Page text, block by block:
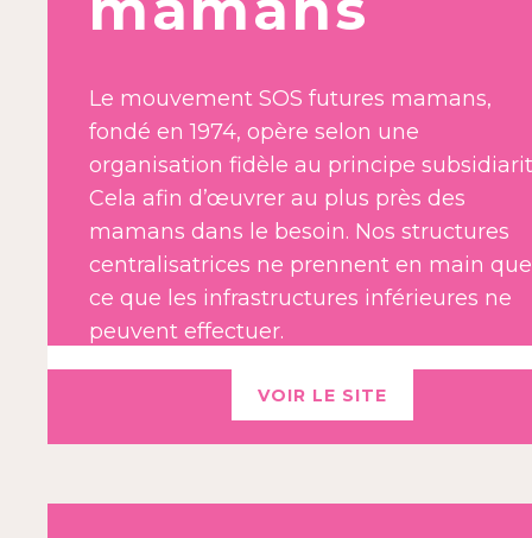
Le mouvement SOS futures mamans,
fondé en 1974, opère selon une
organisation fidèle au principe
Cela afin d’œuvrer au plus près des
mamans dans le besoin. Nos structures
centralisatrices ne prennent en main que
ce que les infrastructures inférieures ne
peuvent effectuer.
VOIR LE SITE